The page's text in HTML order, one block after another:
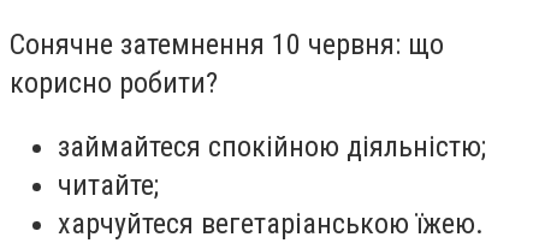
Сонячне затемнення 10 червня: що
корисно робити?
займайтеся спокійною діяльністю;
читайте;
харчуйтеся вегетаріанською їжею.